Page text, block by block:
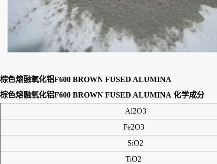
棕色熔融氧化铝F600 BROWN FUSED ALUMINA
棕色熔融氧化铝F600 BROWN FUSED ALUMINA 化学成分
Al2O3
Fe2O3
SiO2
TiO2